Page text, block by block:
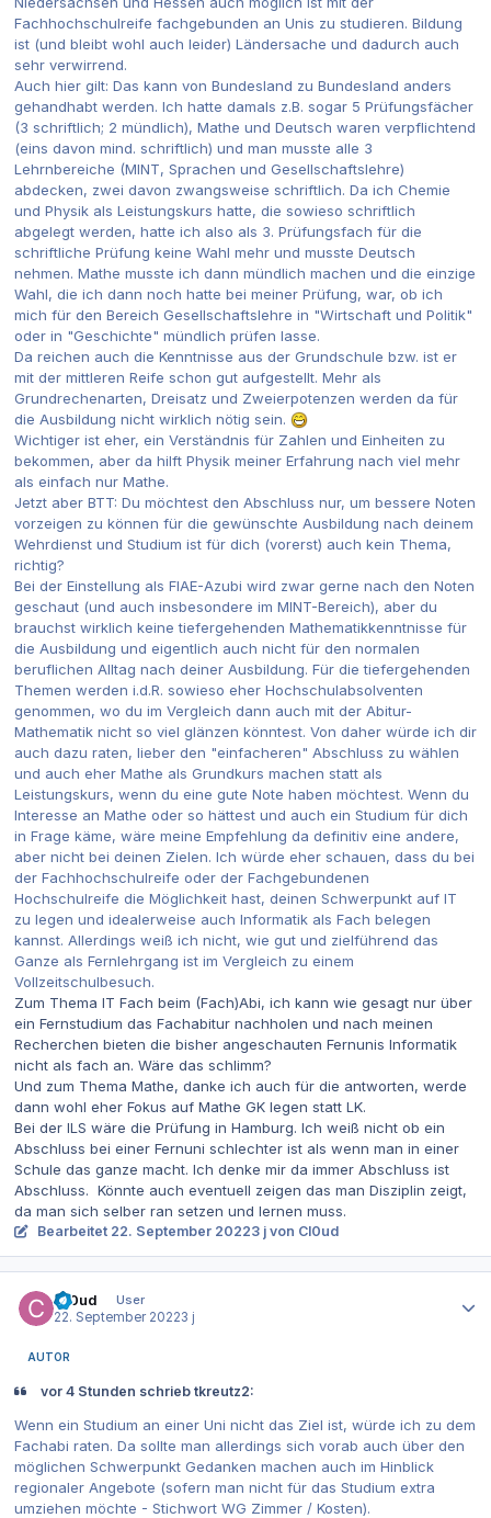
Fachhochschulreife fachgebunden an Unis zu studieren. Bildung
ist (und bleibt wohl auch leider) Ländersache und dadurch auch
sehr verwirrend.
Auch hier gilt: Das kann von Bundesland zu Bundesland anders
gehandhabt werden. Ich hatte damals z.B. sogar 5 Prüfungsfächer
(3 schriftlich; 2 mündlich), Mathe und Deutsch waren verpflichtend
(eins davon mind. schriftlich) und man musste alle 3
Lehrnbereiche (MINT, Sprachen und Gesellschaftslehre)
abdecken, zwei davon zwangsweise schriftlich. Da ich Chemie
und Physik als Leistungskurs hatte, die sowieso schriftlich
abgelegt werden, hatte ich also als 3. Prüfungsfach für die
schriftliche Prüfung keine Wahl mehr und musste Deutsch
nehmen. Mathe musste ich dann mündlich machen und die einzige
Wahl, die ich dann noch hatte bei meiner Prüfung, war, ob ich
mich für den Bereich Gesellschaftslehre in "Wirtschaft und Politik"
oder in "Geschichte" mündlich prüfen lasse.
Da reichen auch die Kenntnisse aus der Grundschule bzw. ist er
mit der mittleren Reife schon gut aufgestellt. Mehr als
Grundrechenarten, Dreisatz und Zweierpotenzen werden da für
die Ausbildung nicht wirklich nötig sein.
Wichtiger ist eher, ein Verständnis für Zahlen und Einheiten zu
bekommen, aber da hilft Physik meiner Erfahrung nach viel mehr
als einfach nur Mathe.
Jetzt aber BTT: Du möchtest den Abschluss nur, um bessere Noten
vorzeigen zu können für die gewünschte Ausbildung nach deinem
Wehrdienst und Studium ist für dich (vorerst) auch kein Thema,
richtig?
Bei der Einstellung als FIAE-Azubi wird zwar gerne nach den Noten
geschaut (und auch insbesondere im MINT-Bereich), aber du
brauchst wirklich keine tiefergehenden Mathematikkenntnisse für
die Ausbildung und eigentlich auch nicht für den normalen
beruflichen Alltag nach deiner Ausbildung. Für die tiefergehenden
Themen werden i.d.R. sowieso eher Hochschulabsolventen
genommen, wo du im Vergleich dann auch mit der Abitur-
Mathematik nicht so viel glänzen könntest. Von daher würde ich dir
auch dazu raten, lieber den "einfacheren" Abschluss zu wählen
und auch eher Mathe als Grundkurs machen statt als
Leistungskurs, wenn du eine gute Note haben möchtest. Wenn du
Interesse an Mathe oder so hättest und auch ein Studium für dich
in Frage käme, wäre meine Empfehlung da definitiv eine andere,
aber nicht bei deinen Zielen. Ich würde eher schauen, dass du bei
der Fachhochschulreife oder der Fachgebundenen
Hochschulreife die Möglichkeit hast, deinen Schwerpunkt auf IT
zu legen und idealerweise auch Informatik als Fach belegen
kannst. Allerdings weiß ich nicht, wie gut und zielführend das
Ganze als Fernlehrgang ist im Vergleich zu einem
Vollzeitschulbesuch.
Zum Thema IT Fach beim (Fach)Abi, ich kann wie gesagt nur über
ein Fernstudium das Fachabitur nachholen und nach meinen
Recherchen bieten die bisher angeschauten Fernunis Informatik
nicht als fach an. Wäre das schlimm?
Und zum Thema Mathe, danke ich auch für die antworten, werde
dann wohl eher Fokus auf Mathe GK legen statt LK.
Bei der ILS wäre die Prüfung in Hamburg. Ich weiß nicht ob ein
Abschluss bei einer Fernuni schlechter ist als wenn man in einer
Schule das ganze macht. Ich denke mir da immer Abschluss ist
Abschluss. Könnte auch eventuell zeigen das man Disziplin zeigt,
da man sich selber ran setzen und lernen muss.
Bearbeitet 22. September 20223 j von Cl0ud
Cl0ud
User
22. September 20223 j
AUTOR
vor 4 Stunden schrieb tkreutz2:
Wenn ein Studium an einer Uni nicht das Ziel ist, würde ich zu dem
Fachabi raten. Da sollte man allerdings sich vorab auch über den
möglichen Schwerpunkt Gedanken machen auch im Hinblick
regionaler Angebote (sofern man nicht für das Studium extra
umziehen möchte - Stichwort WG Zimmer / Kosten).